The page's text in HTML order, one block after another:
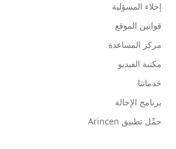
إخلاء المسؤلية
قوانين الموقع
مركز المساعدة
مكتبة الفيديو
خدماتنا
برنامج الإحالة
حمِّل تطبيق Arincen